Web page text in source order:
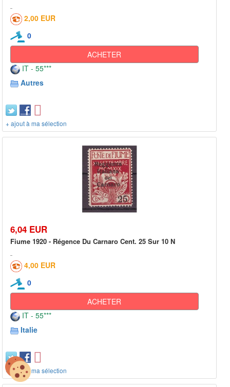
2,00 EUR
0
ACHETER
IT - 55***
Autres
+ ajout à ma sélection
6,04 EUR
Fiume 1920 - Régence Du Carnaro Cent. 25 Sur 10 N
4,00 EUR
0
ACHETER
IT - 55***
Italie
+ ajout à ma sélection